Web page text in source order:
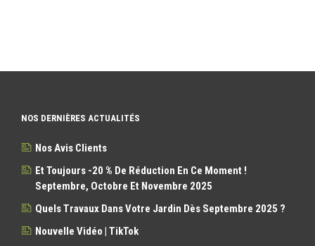
NOS DERNIÈRES ACTUALITÉS
Nos Avis Clients
Et Toujours -20 % De Réduction En Ce Moment !
Septembre, Octobre Et Novembre 2025
Quels Travaux Dans Votre Jardin Dès Septembre 2025 ?
Nouvelle Vidéo | TikTok